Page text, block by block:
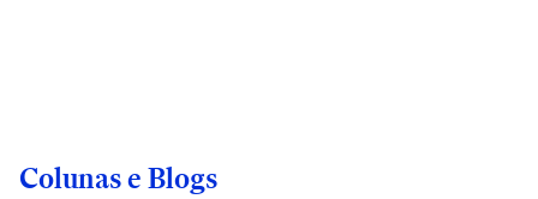
Colunas e Blogs